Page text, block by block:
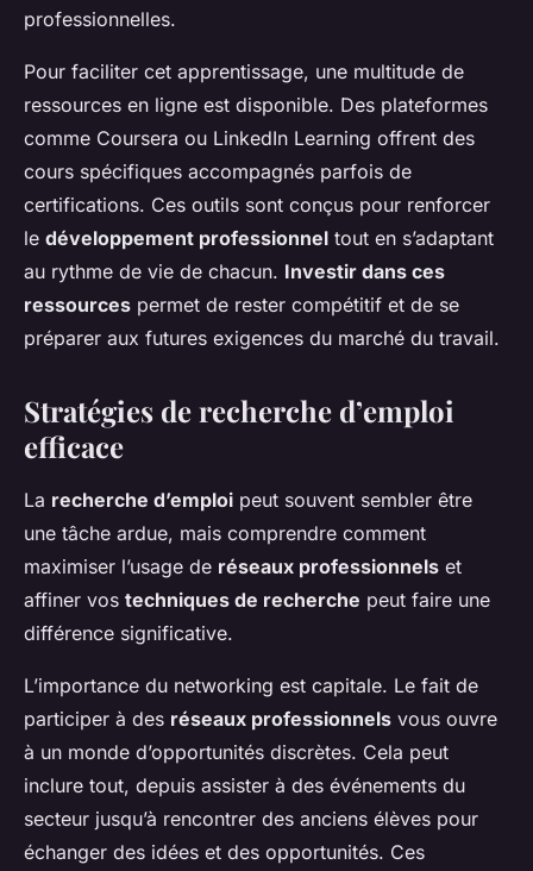
professionnelles.
Pour faciliter cet apprentissage, une multitude de
ressources en ligne est disponible. Des plateformes
comme Coursera ou LinkedIn Learning offrent des
cours spécifiques accompagnés parfois de
certifications. Ces outils sont conçus pour renforcer
le développement professionnel tout en s’adaptant
au rythme de vie de chacun. Investir dans ces
ressources permet de rester compétitif et de se
préparer aux futures exigences du marché du travail.
Stratégies de recherche d’emploi
efficace
La recherche d’emploi peut souvent sembler être
une tâche ardue, mais comprendre comment
maximiser l’usage de réseaux professionnels et
affiner vos techniques de recherche peut faire une
différence significative.
L’importance du networking est capitale. Le fait de
participer à des réseaux professionnels vous ouvre
à un monde d’opportunités discrètes. Cela peut
inclure tout, depuis assister à des événements du
secteur jusqu’à rencontrer des anciens élèves pour
échanger des idées et des opportunités. Ces